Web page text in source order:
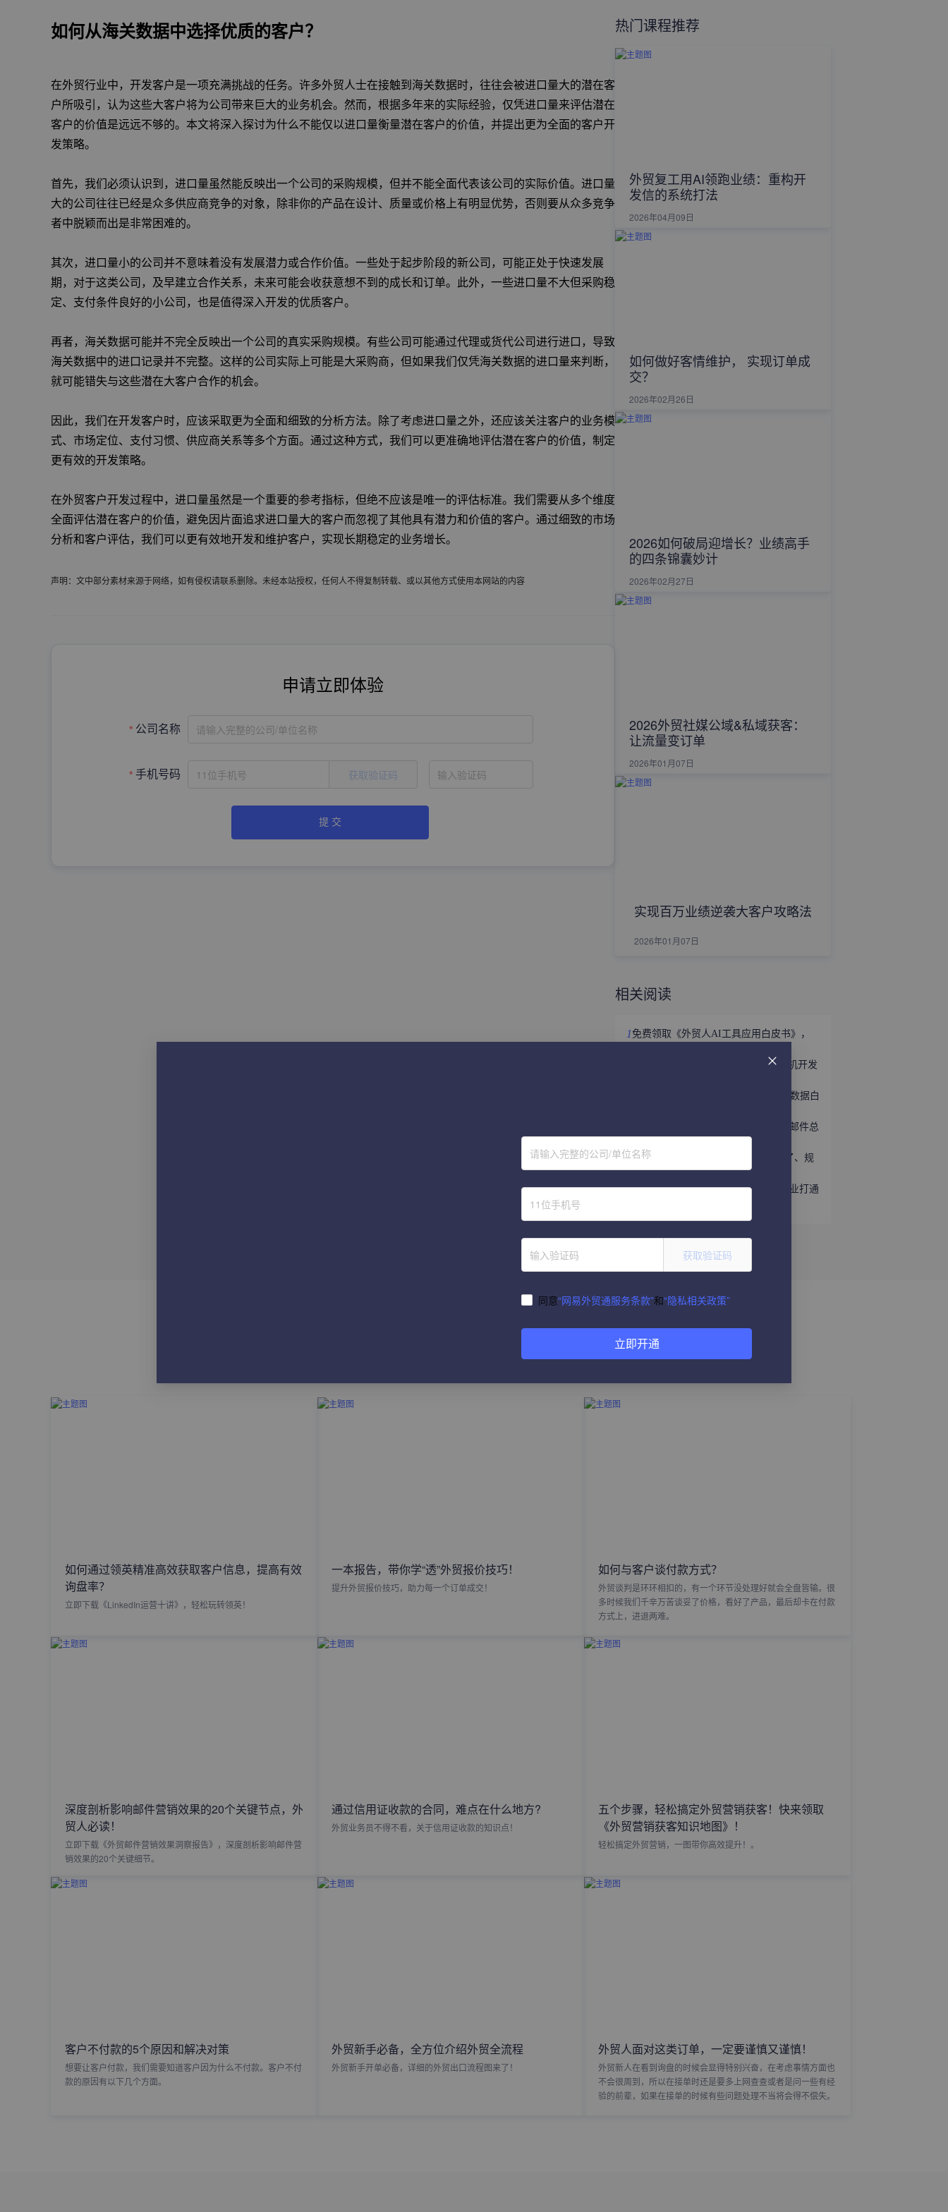
如何从海关数据中选择优质的客户？
在外贸行业中，开发客户是一项充满挑战的任务。许多外贸人士在接触到海关数据时，往往会被进口量大的潜在客
户所吸引，认为这些大客户将为公司带来巨大的业务机会。然而，根据多年来的实际经验，仅凭进口量来评估潜在
客户的价值是远远不够的。本文将深入探讨为什么不能仅以进口量衡量潜在客户的价值，并提出更为全面的客户开
发策略。
首先，我们必须认识到，进口量虽然能反映出一个公司的采购规模，但并不能全面代表该公司的实际价值。进口量
大的公司往往已经是众多供应商竞争的对象，除非你的产品在设计、质量或价格上有明显优势，否则要从众多竞争
者中脱颖而出是非常困难的。
其次，进口量小的公司并不意味着没有发展潜力或合作价值。一些处于起步阶段的新公司，可能正处于快速发展
期，对于这类公司，及早建立合作关系，未来可能会收获意想不到的成长和订单。此外，一些进口量不大但采购稳
定、支付条件良好的小公司，也是值得深入开发的优质客户。
再者，海关数据可能并不完全反映出一个公司的真实采购规模。有些公司可能通过代理或货代公司进行进口，导致
海关数据中的进口记录并不完整。这样的公司实际上可能是大采购商，但如果我们仅凭海关数据的进口量来判断，
就可能错失与这些潜在大客户合作的机会。
因此，我们在开发客户时，应该采取更为全面和细致的分析方法。除了考虑进口量之外，还应该关注客户的业务模
式、市场定位、支付习惯、供应商关系等多个方面。通过这种方式，我们可以更准确地评估潜在客户的价值，制定
更有效的开发策略。
在外贸客户开发过程中，进口量虽然是一个重要的参考指标，但绝不应该是唯一的评估标准。我们需要从多个维度
全面评估潜在客户的价值，避免因片面追求进口量大的客户而忽视了其他具有潜力和价值的客户。通过细致的市场
分析和客户评估，我们可以更有效地开发和维护客户，实现长期稳定的业务增长。
声明：文中部分素材来源于网络，如有侵权请联系删除。未经本站授权，任何人不得复制转载、或以其他方式使用本网站的内容
申请立即体验
公司名称 请输入完整的公司/单位名称
手机号码 获取验证码
提 交
热门课程推荐
外贸复工用AI领跑业绩：重构开
发信的系统打法
2026年04月09日
如何做好客情维护， 实现订单成
交？
2026年02月26日
2026如何破局迎增长？业绩高手
的四条锦囊妙计
2026年02月27日
2026外贸社媒公域&私域获客：
让流量变订单
2026年01月07日
实现百万业绩逆袭大客户攻略法
2026年01月07日
相关阅读
1 免费领取《外贸人AI工具应用白皮书》，
立即领取 | 手握这份《世界产业带商机开发
外贸获客难？免费领取《2026年海关数据白
展会跟进的黄金72小时：为什么你的邮件总
5第139届广交会：展区变了、工具变了、规
则变了，你还用老办法参展？
6网易外贸通「展会运营」助力外贸企业打通
如何通过领英精准高效获取客户信息，提高有效
询盘率？
立即下载《LinkedIn运营十讲》，轻松玩转领英！
一本报告，带你学“透”外贸报价技巧！
提升外贸报价技巧，助力每一个订单成交！
如何与客户谈付款方式？
外贸谈判是环环相扣的，有一个环节没处理好就会全盘皆输。很
多时候我们千辛万苦谈妥了价格，看好了产品，最后却卡在付款
方式上，进退两难。
深度剖析影响邮件营销效果的20个关键节点，外
贸人必读！
立即下载《外贸邮件营销效果洞察报告》，深度剖析影响邮件营
销效果的20个关键细节。
通过信用证收款的合同，难点在什么地方?
外贸业务员不得不看，关于信用证收款的知识点！
五个步骤，轻松搞定外贸营销获客！快来领取
《外贸营销获客知识地图》！
轻松搞定外贸营销，一图带你高效提升！。
客户不付款的5个原因和解决对策
想要让客户付款，我们需要知道客户因为什么不付款。客户不付
款的原因有以下几个方面。
外贸新手必备，全方位介绍外贸全流程
外贸新手开单必备，详细的外贸出口流程图来了！
外贸人面对这类订单，一定要谨慎又谨慎！
外贸新人在看到询盘的时候会显得特别兴奋，在考虑事情方面也
不会很周到，所以在接单时还是要多上网查查或者是问一些有经
验的前辈，如果在接单的时候有些问题处理不当将会得不偿失。
请输入完整的公司/单位名称
获取验证码
同意“网易外贸通服务条款”和“隐私相关政策”
立即开通